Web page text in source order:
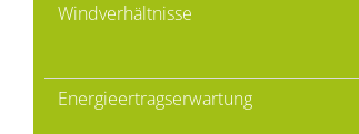
Windverhältnisse
Energieertragserwartung